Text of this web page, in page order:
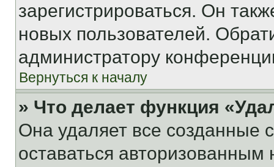
зарегистрироваться. Он
новых пользователей.
администратору
Вернуться к началу
» Что делает функция
Она удаляет все созданные
оставаться